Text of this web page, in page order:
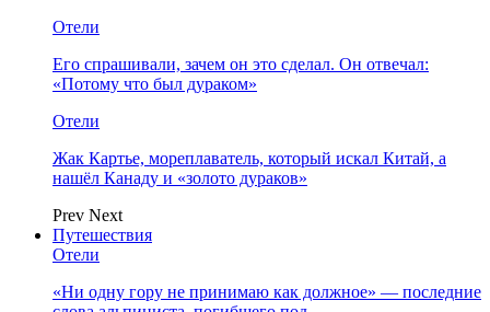
Отели
Его спрашивали, зачем он это сделал. Он отвечал:
«Потому что был дураком»
Отели
Жак Картье, мореплаватель, который искал Китай, а
нашёл Канаду и «золото дураков»
Prev Next
Путешествия
Отели
«Ни одну гору не принимаю как должное» — последние